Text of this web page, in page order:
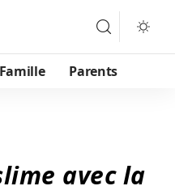
Famille Parents
avec la